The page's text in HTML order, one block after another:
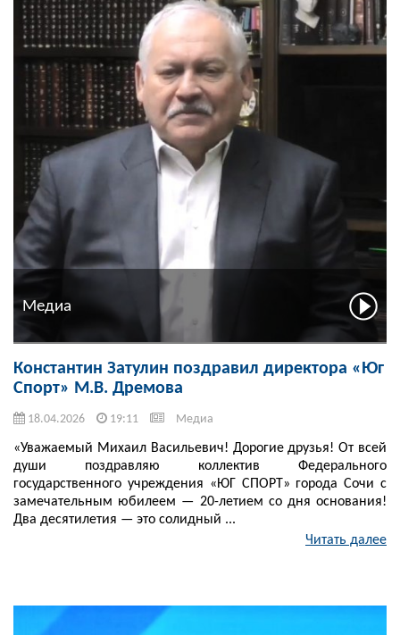
Медиа
Константин Затулин поздравил директора «Юг
Спорт» М.В. Дремова
18.04.2026 19:11 Медиа
«Уважаемый Михаил Васильевич! Дорогие друзья! От всей
души поздравляю коллектив Федерального
государственного учреждения «ЮГ СПОРТ» города Сочи с
замечательным юбилеем — 20-летием со дня основания!
Два десятилетия — это солидный ...
Читать далее